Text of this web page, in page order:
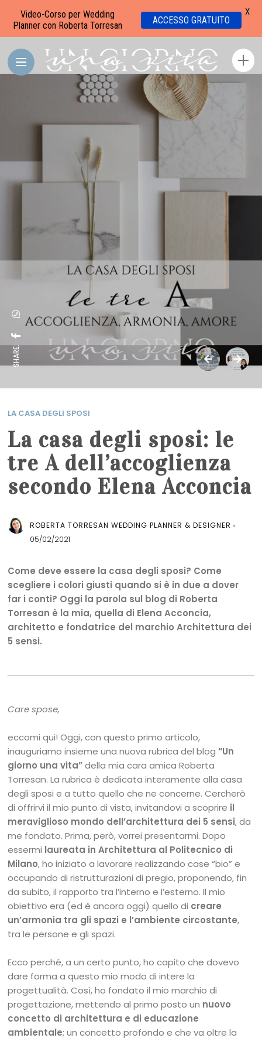
SHARE:
LA CASA DEGLI SPOSI
La casa degli sposi: le
tre A dell’accoglienza
secondo Elena Acconcia
ROBERTA TORRESAN WEDDING PLANNER & DESIGNER
05/02/2021
Come deve essere la casa degli sposi? Come
scegliere i colori giusti quando si è in due a dover
far i conti? Oggi la parola sul blog di Roberta
Torresan è la mia, quella di Elena Acconcia,
architetto e fondatrice del marchio Architettura dei
5 sensi.
Care spose,
eccomi qui! Oggi, con questo primo articolo,
inauguriamo insieme una nuova rubrica del blog“Un
giorno una vita”della mia cara amica Roberta
Torresan. La rubrica è dedicata interamente alla casa
degli sposi e a tutto quello che ne concerne. Cercherò
di offrirvi il mio punto di vista, invitandovi a scoprire il
meraviglioso mondo dell’architettura dei 5 sensi, da
me fondato. Prima, però, vorrei presentarmi. Dopo
essermi laureata in Architettura al Politecnico di
Milano, ho iniziato a lavorare realizzando case “bio” e
occupando di ristrutturazioni di pregio, proponendo, fin
da subito, il rapporto tra l’interno e l’esterno. Il mio
obiettivo era (ed è ancora oggi) quello di creare
un’armonia tra gli spazi e l’ambiente circostante,
tra le persone e gli spazi.
Ecco perché, a un certo punto, ho capito che dovevo
dare forma a questo mio modo di intere la
progettualità. Così, ho fondato il mio marchio di
progettazione, mettendo al primo posto un nuovo
concetto di architettura e di educazione
ambientale; un concetto profondo e che va oltre la
Video-Corso per Wedding
Planner con Roberta Torresan
ACCESSO GRATUITO
X